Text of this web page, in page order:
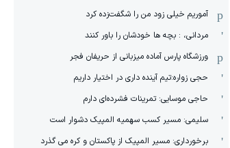
آموریم خیلی زود من را شگفت‌زده کرد
مردانی، : بچه ها خودشان را باور کنند
ورزشگاه پارس آماده میزبانی از حریفان فجر
حجی زواره:تیم آینده داری در اختیار داریم
حاجی موسایی: تمرینات فشرده‌ای دارم
سلیمی: مسیر کسب سهمیه المپیک دشوار است
برخورداری: مسیر المپیک از پاکستان و کره می گذرد